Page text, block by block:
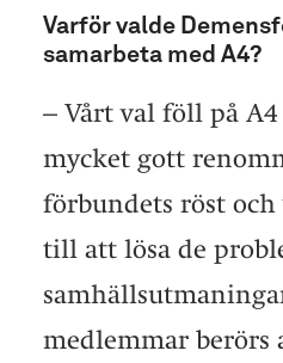
Varför valde
samarbeta med A4?
– Vårt val föll på
mycket gott
förbundets röst
till att lösa de
medlemmar berörs